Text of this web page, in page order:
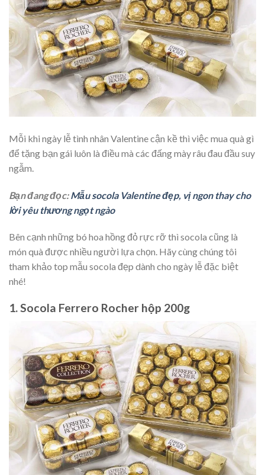
Mỗi khi ngày lễ tình nhân Valentine cận kề thì việc mua quà gì
để tặng bạn gái luôn là điều mà các đấng mày râu đau đầu suy
ngẫm.
Bạn đang đọc:Mẫu socola Valentine đẹp, vị ngon thay cho
lời yêu thương ngọt ngào
Bên cạnh những bó hoa hồng đỏ rực rỡ thì socola cũng là
món quà được nhiều người lựa chọn. Hãy cùng chúng tôi
tham khảo top mẫu socola đẹp dành cho ngày lễ đặc biệt
nhé!
1. Socola Ferrero Rocher hộp 200g